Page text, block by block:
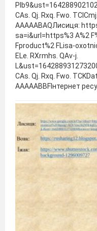
CAs. Qj. Rxq. Fwo.
AAAAABAQЛисиця:
sa=i&url=https%3 A%2
Fproduct%2 FLisa-
ELe. RXrmhs. QAv-j.
CAs. Qj. Rxq. Fwo.
AAAAABBFІнтернет